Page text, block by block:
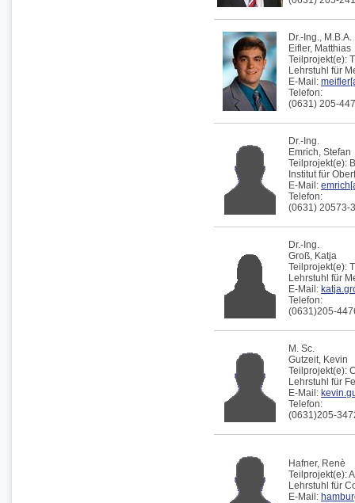
Dr.-Ing., M.B.A.
Eifler, Matthias
Teilprojekt(e):
Lehrstuhl für
E-Mail:
Telefon:
(0631) 205-
Dr.-Ing.
Emrich, Stefan
Teilprojekt(e):
Institut für
E-Mail:
Telefon:
(0631) 20573-
Dr.-Ing.
Groß, Katja
Teilprojekt(e):
Lehrstuhl für
E-Mail:
Telefon:
(0631)205-
M. Sc.
Gutzeit, Kevin
Teilprojekt(e):
Lehrstuhl für
E-Mail:
Telefon:
(0631)205-
Hafner, Renè
Teilprojekt(e):
Lehrstuhl für
E-Mail: